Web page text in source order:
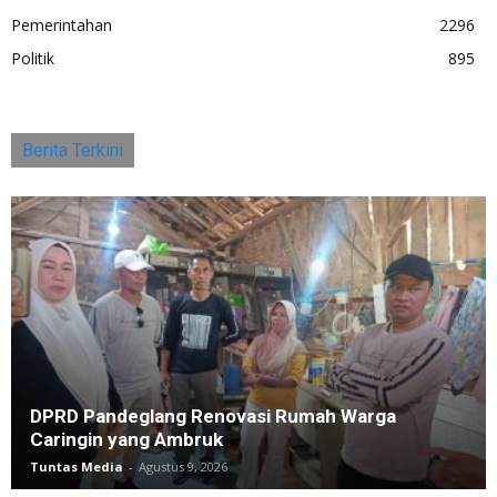
Pemerintahan
2296
Politik
895
Berita Terkini
DPRD Pandeglang Renovasi Rumah Warga
Caringin yang Ambruk
Tuntas Media - Agustus 9, 2026